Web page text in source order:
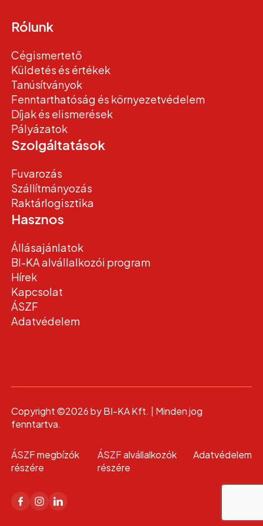
Rólunk
Cégismertető
Küldetés és értékek
Tanúsítványok
Fenntarthatóság és környezetvédelem
Díjak és elismerések
Pályázatok
Szolgáltatások
Fuvarozás
Szállítmányozás
Raktárlogisztika
Hasznos
Állásajánlatok
BI-KA alvállalkozói program
Hírek
Kapcsolat
ÁSZF
Adatvédelem
Copyright ©2026 by BI-KA Kft. | Minden jog
fenntartva.
ÁSZF megbízók
részére
ÁSZF alvállalkozók
részére
Adatvédelem